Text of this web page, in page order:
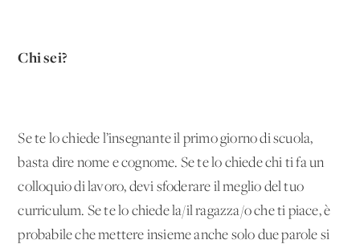
Chi sei?
Se te lo chiede l’insegnante il primo giorno di scuola,
basta dire nome e cognome. Se te lo chiede chi ti fa un
colloquio di lavoro, devi sfoderare il meglio del tuo
curriculum. Se te lo chiede la/il ragazza/o che ti piace, è
probabile che mettere insieme anche solo due parole si